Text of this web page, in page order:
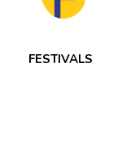
FESTIVALS